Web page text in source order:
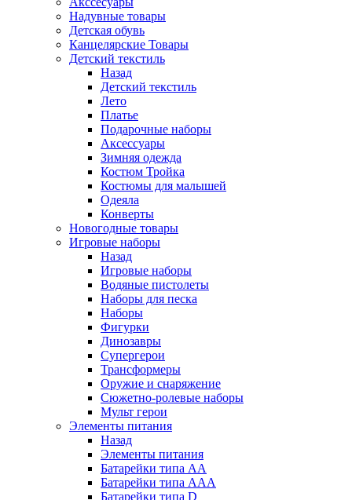
Надувные товары
Детская обувь
Канцелярские Товары
Детский текстиль
Назад
Детский текстиль
Лето
Платье
Подарочные наборы
Аксессуары
Зимняя одежда
Костюм Тройка
Костюмы для малышей
Одеяла
Конверты
Новогодные товары
Игровые наборы
Назад
Игровые наборы
Водяные пистолеты
Наборы для песка
Наборы
Фигурки
Динозавры
Супергерои
Трансформеры
Оружие и снаряжение
Сюжетно-ролевые наборы
Мульт герои
Элементы питания
Назад
Элементы питания
Батарейки типа АА
Батарейки типа ААА
Батарейки типа D